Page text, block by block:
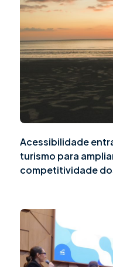
Acessibilidade
turismo para
competitividade